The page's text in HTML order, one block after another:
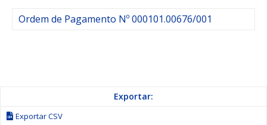
Ordem de Pagamento Nº 000101.00676/001
Exportar:
Exportar CSV